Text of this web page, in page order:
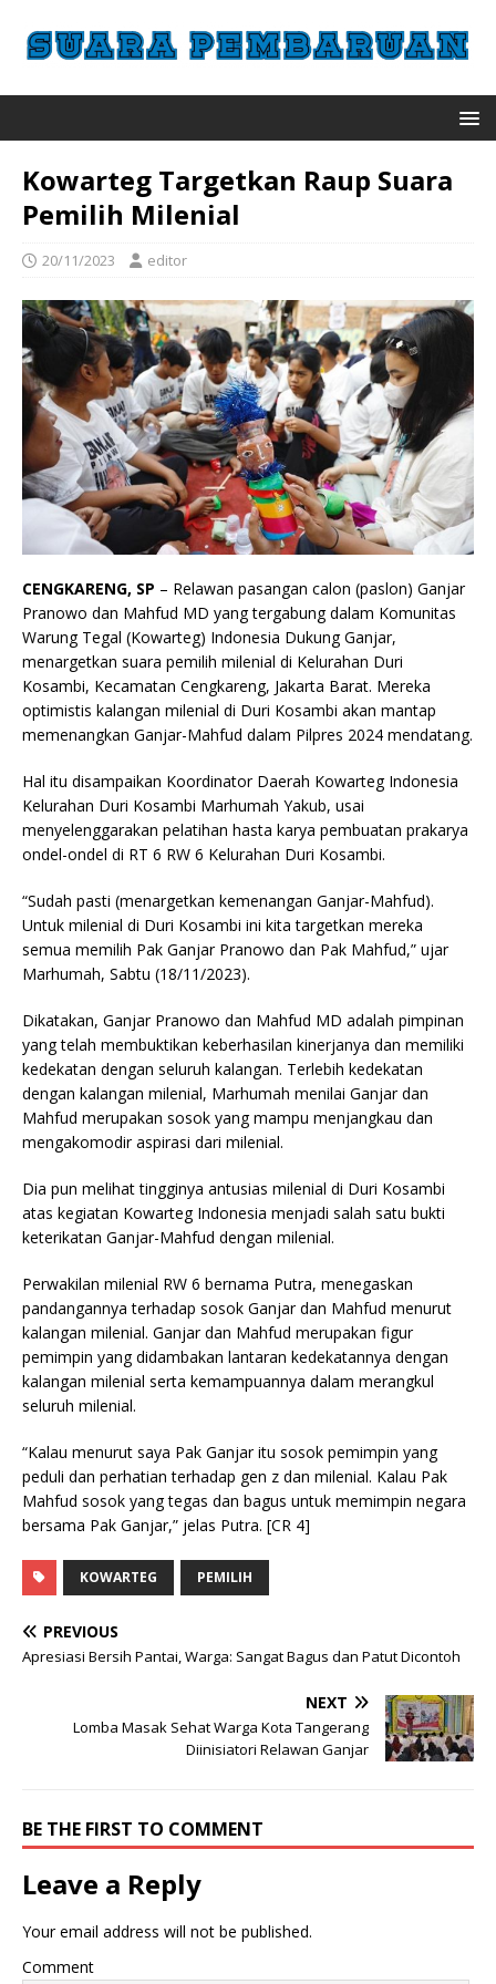
Kowarteg Targetkan Raup Suara
Pemilih Milenial
20/11/2023 editor
CENGKARENG, SP – Relawan pasangan calon (paslon) Ganjar
Pranowo dan Mahfud MD yang tergabung dalam Komunitas
Warung Tegal (Kowarteg) Indonesia Dukung Ganjar,
menargetkan suara pemilih milenial di Kelurahan Duri
Kosambi, Kecamatan Cengkareng, Jakarta Barat. Mereka
optimistis kalangan milenial di Duri Kosambi akan mantap
memenangkan Ganjar-Mahfud dalam Pilpres 2024 mendatang.
Hal itu disampaikan Koordinator Daerah Kowarteg Indonesia
Kelurahan Duri Kosambi Marhumah Yakub, usai
menyelenggarakan pelatihan hasta karya pembuatan prakarya
ondel-ondel di RT 6 RW 6 Kelurahan Duri Kosambi.
“Sudah pasti (menargetkan kemenangan Ganjar-Mahfud).
Untuk milenial di Duri Kosambi ini kita targetkan mereka
semua memilih Pak Ganjar Pranowo dan Pak Mahfud,” ujar
Marhumah, Sabtu (18/11/2023).
Dikatakan, Ganjar Pranowo dan Mahfud MD adalah pimpinan
yang telah membuktikan keberhasilan kinerjanya dan memiliki
kedekatan dengan seluruh kalangan. Terlebih kedekatan
dengan kalangan milenial, Marhumah menilai Ganjar dan
Mahfud merupakan sosok yang mampu menjangkau dan
mengakomodir aspirasi dari milenial.
Dia pun melihat tingginya antusias milenial di Duri Kosambi
atas kegiatan Kowarteg Indonesia menjadi salah satu bukti
keterikatan Ganjar-Mahfud dengan milenial.
Perwakilan milenial RW 6 bernama Putra, menegaskan
pandangannya terhadap sosok Ganjar dan Mahfud menurut
kalangan milenial. Ganjar dan Mahfud merupakan figur
pemimpin yang didambakan lantaran kedekatannya dengan
kalangan milenial serta kemampuannya dalam merangkul
seluruh milenial.
“Kalau menurut saya Pak Ganjar itu sosok pemimpin yang
peduli dan perhatian terhadap gen z dan milenial. Kalau Pak
Mahfud sosok yang tegas dan bagus untuk memimpin negara
bersama Pak Ganjar,” jelas Putra. [CR 4]
KOWARTEG PEMILIH
PREVIOUS
Apresiasi Bersih Pantai, Warga: Sangat Bagus dan Patut Dicontoh
NEXT
Lomba Masak Sehat Warga Kota Tangerang
Diinisiatori Relawan Ganjar
BE THE FIRST TO COMMENT
Leave a Reply
Your email address will not be published.
Comment